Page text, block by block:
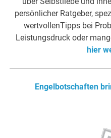
persönlicher Ratgeber,
wertvollenTipps bei
Leistungsdruck oder
hier
Engelbotschaften